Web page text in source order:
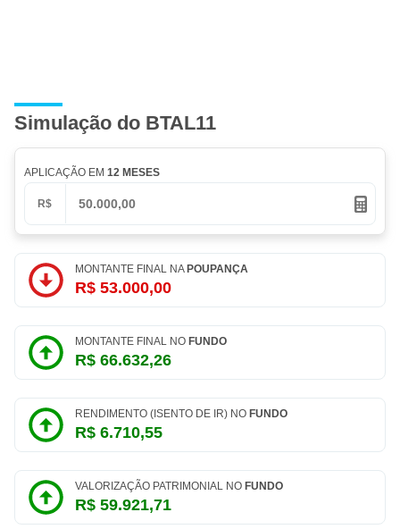
Simulação do BTAL11
APLICAÇÃO EM 12 MESES
R$
MONTANTE FINAL NA POUPANÇA
R$ 53.000,00
MONTANTE FINAL NO FUNDO
R$ 66.632,26
RENDIMENTO (ISENTO DE IR) NO FUNDO
R$ 6.710,55
VALORIZAÇÃO PATRIMONIAL NO FUNDO
R$ 59.921,71